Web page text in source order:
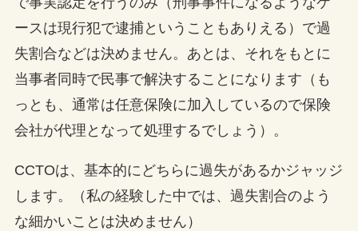
ースは現行犯で逮捕ということもありえる）で過
失割合などは決めません。あとは、それをもとに
当事者同時で民事で解決することになります（も
っとも、通常は任意保険に加入しているので保険
会社が代理となって処理するでしょう）。
CCTOは、基本的にどちらに過失があるかジャッジ
します。（私の経験した中では、過失割合のよう
な細かいことは決めません）